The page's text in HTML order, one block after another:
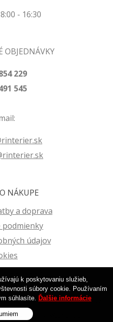
- 16:30
OBJEDNÁVKY
229
545
NÁKUPE
a doprava
podmienky
údajov
poriadok
| R-Interier Zvolen | Eshop •tvorba
spoločnosti
k poskytovaniu služieb,
súbory cookie. Používaním
súhlasíte. Ďalšie informácie